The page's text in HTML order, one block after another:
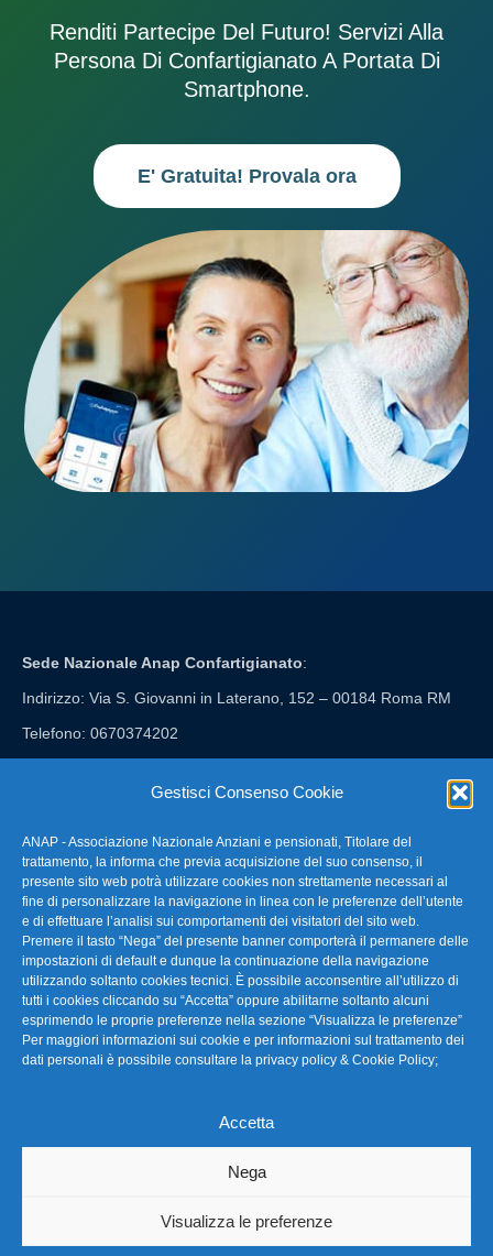
Gestisci Consenso Cookie
ANAP - Associazione Nazionale Anziani e pensionati, Titolare del
trattamento, la informa che previa acquisizione del suo consenso, il
presente sito web potrà utilizzare cookies non strettamente necessari al
fine di personalizzare la navigazione in linea con le preferenze dell’utente
e di effettuare l’analisi sui comportamenti dei visitatori del sito web.
Premere il tasto “Nega” del presente banner comporterà il permanere delle
impostazioni di default e dunque la continuazione della navigazione
utilizzando soltanto cookies tecnici. È possibile acconsentire all’utilizzo di
tutti i cookies cliccando su “Accetta” oppure abilitarne soltanto alcuni
esprimendo le proprie preferenze nella sezione “Visualizza le preferenze”
Per maggiori informazioni sui cookie e per informazioni sul trattamento dei
dati personali è possibile consultare la privacy policy & Cookie Policy;
Accetta
Nega
Visualizza le preferenze
Renditi Partecipe Del Futuro! Servizi Alla
Persona Di Confartigianato A Portata Di
Smartphone.
E' Gratuita! Provala ora
Sede Nazionale Anap Confartigianato:
Indirizzo: Via S. Giovanni in Laterano, 152 – 00184 Roma RM
Telefono: 0670374202
FAQ – Domande Frequenti
La nostra Newsletter
Link Utili
TG Confartigianato
Privacy & Cookie Policy
Seguici